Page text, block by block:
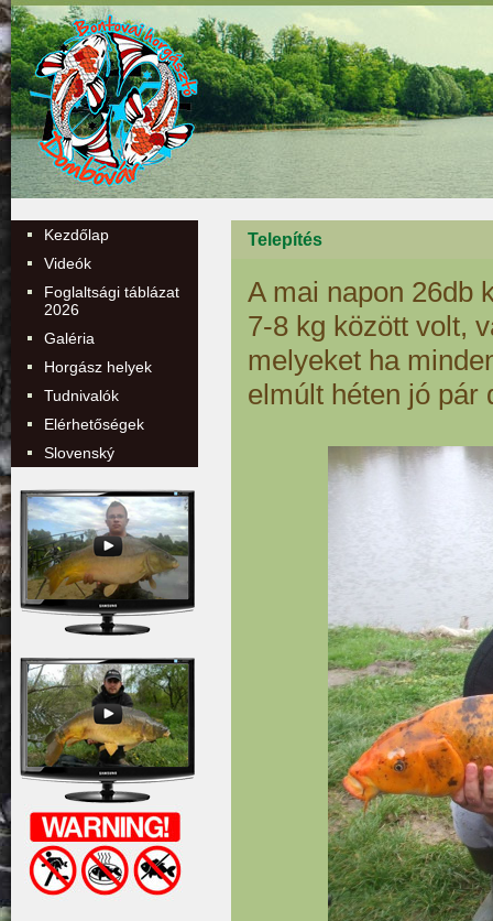
Kezdőlap
Videók
Foglaltsági táblázat
2026
Galéria
Horgász helyek
Tudnivalók
Elérhetőségek
Slovenský
Telepítés
A mai napon 26db
7-8 kg között volt,
melyeket ha
elmúlt héten jó pár